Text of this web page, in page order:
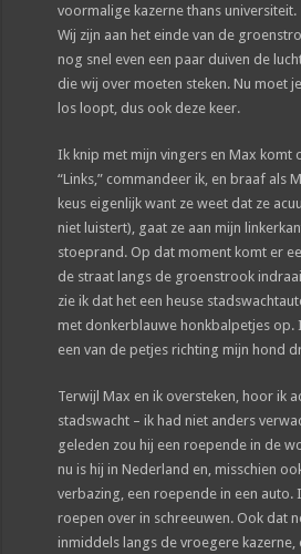
voormalige kazerne thans universiteit.
Wij zijn aan het einde van de
nog snel even een paar duiven de
die wij over moeten steken. Nu moet
los loopt, dus ook deze keer.
Ik knip met mijn vingers en Max komt
“Links,” commandeer ik, en braaf als
keus eigenlijk want ze weet dat ze
niet luistert), gaat ze aan mijn
stoeprand. Op dat moment komt er
de straat langs de groenstrook
zie ik dat het een heuse
met donkerblauwe honkbalpetjes
een van de petjes richting mijn hond
Terwijl Max en ik oversteken, hoor ik
stadswacht – ik had niet anders
geleden zou hij een roepende in de
nu is hij in Nederland en, misschien
verbazing, een roepende in een auto.
roepen over in schreeuwen. Ook dat
inmiddels langs de vroegere